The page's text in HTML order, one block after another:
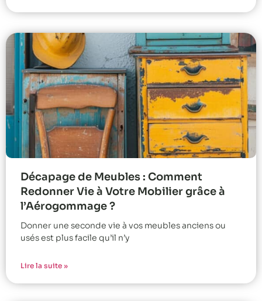
Décapage de Meubles : Comment
Redonner Vie à Votre Mobilier grâce à
l’Aérogommage ?
Donner une seconde vie à vos meubles anciens ou
usés est plus facile qu’il n’y
Lire la suite »